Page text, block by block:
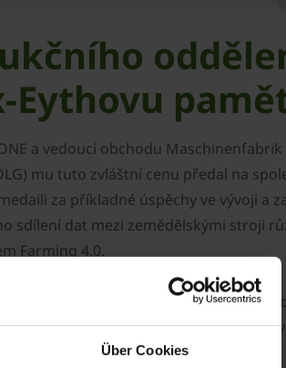
Über Cookies
Eythovu
a vedoucí obchodu Maschinenfabrik
mu tuto zvláštní cenu předal na
za příkladné úspěchy ve vývoji a
sdílení dat mezi zemědělskými stroji
Farming 4.0.
Po nástupu do firmy byl jako
I dnes pan Horstmann žijící